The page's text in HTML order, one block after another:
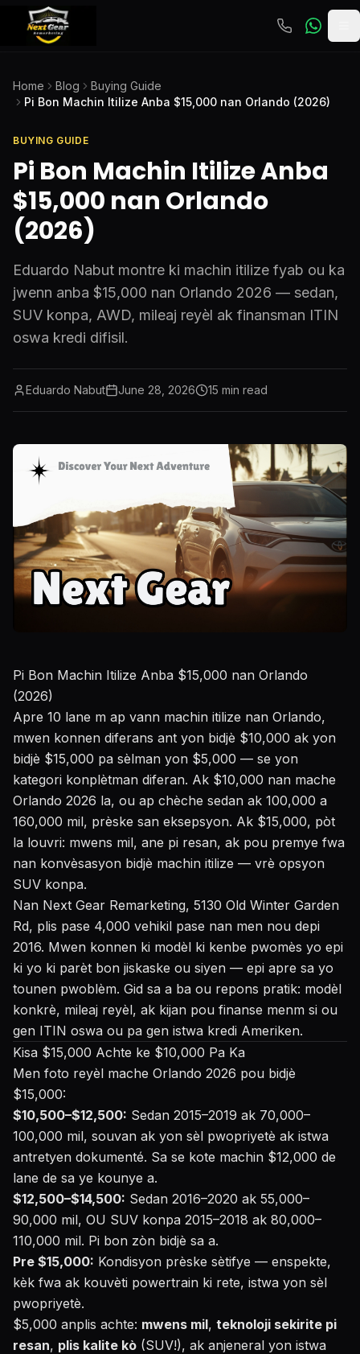
Home Blog
Buying Guide
Pi Bon Machin Itilize Anba $15,000 nan Orlando (2026)
BUYING GUIDE
Pi Bon Machin Itilize Anba
$15,000 nan Orlando
(2026)
Eduardo Nabut montre ki machin itilize fyab ou ka
jwenn anba $15,000 nan Orlando 2026 — sedan,
SUV konpa, AWD, mileaj reyèl ak finansman ITIN
oswa kredi difisil.
Eduardo Nabut June 28, 2026 15 min read
Pi Bon Machin Itilize Anba $15,000 nan Orlando
(2026)
Apre 10 lane m ap vann machin itilize nan Orlando,
mwen konnen diferans ant yon bidjè $10,000 ak yon
bidjè $15,000 pa sèlman yon $5,000 — se yon
kategori konplètman diferan. Ak $10,000 nan mache
Orlando 2026 la, ou ap chèche sedan ak 100,000 a
160,000 mil, prèske san eksepsyon. Ak $15,000, pòt
la louvri: mwens mil, ane pi resan, ak pou premye fwa
nan konvèsasyon bidjè machin itilize — vrè opsyon
SUV konpa.
Nan Next Gear Remarketing, 5130 Old Winter Garden
Rd, plis pase 4,000 vehikil pase nan men nou depi
2016. Mwen konnen ki modèl ki kenbe pwomès yo epi
ki yo ki parèt bon jiskaske ou siyen — epi apre sa yo
tounen pwoblèm. Gid sa a ba ou repons pratik: modèl
konkrè, mileaj reyèl, ak kijan pou finanse menm si ou
gen ITIN oswa ou pa gen istwa kredi Ameriken.
Kisa $15,000 Achte ke $10,000 Pa Ka
Men foto reyèl mache Orlando 2026 pou bidjè
$15,000:
$10,500–$12,500: Sedan 2015–2019 ak 70,000–
100,000 mil, souvan ak yon sèl pwopriyetè ak istwa
antretyen dokumenté. Sa se kote machin $12,000 de
lane de sa ye kounye a.
$12,500–$14,500: Sedan 2016–2020 ak 55,000–
90,000 mil, OU SUV konpa 2015–2018 ak 80,000–
110,000 mil. Pi bon zòn bidjè sa a.
Pre $15,000: Kondisyon prèske sètifye — enspekte,
kèk fwa ak kouvèti powertrain ki rete, istwa yon sèl
pwopriyetè.
$5,000 anplis achte: mwens mil, teknoloji sekirite pi
resan, plis kalite kò (SUV!), ak anjeneral yon istwa